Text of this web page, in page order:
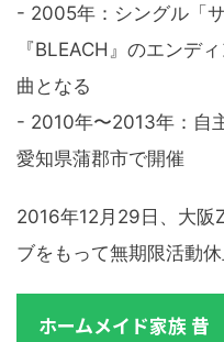
- 2005年：シングル「
『BLEACH』のエンデ
曲となる
- 2010年〜2013年：自
愛知県蒲郡市で開催
2016年12月29日、大阪
ブをもって無期限活動休
ホームメイド家族 昔